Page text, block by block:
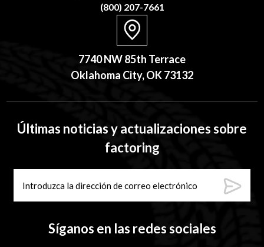
(800) 207-7661
7740 NW 85th Terrace
Oklahoma City, OK 73132
Últimas noticias y actualizaciones sobre
factoring
Síganos en las redes sociales